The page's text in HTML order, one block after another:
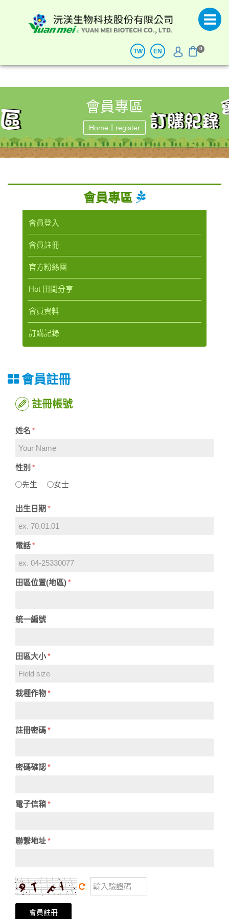
0
TW EN
會員專區
Home | register
會員專區
會員登入
會員註冊
官方粉絲團
Hot 田間分享
會員資料
訂購記錄
會員註冊
註冊帳號
姓名 *
性別 *
先生
女士
出生日期 *
電話*
田區位置(地區)*
統一編號
田區大小*
栽種作物*
註冊密碼*
密碼確認*
電子信箱*
聯繫地址*